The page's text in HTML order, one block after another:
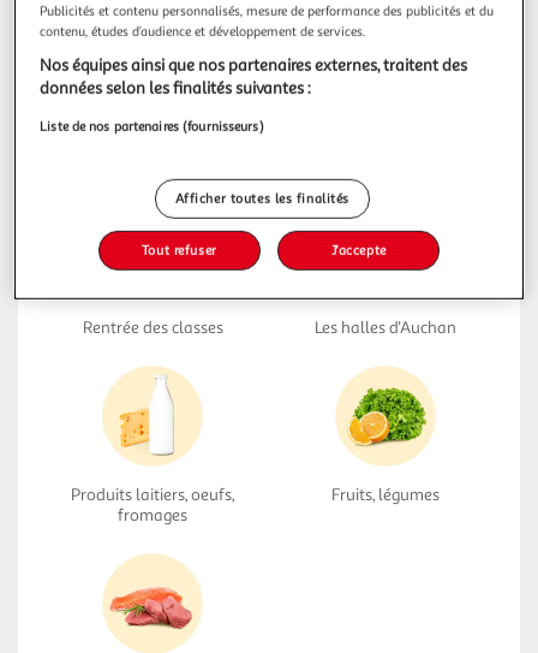
Rentrée des classes Les halles d'Auchan
Produits laitiers, oeufs,
fromages
Fruits, légumes
Publicités et contenu personnalisés, mesure de performance des publicités et du
contenu, études d’audience et développement de services.
Nos équipes ainsi que nos partenaires externes, traitent des
données selon les finalités suivantes :
Liste de nos partenaires (fournisseurs)
Afficher toutes les finalités
Tout refuser J'accepte